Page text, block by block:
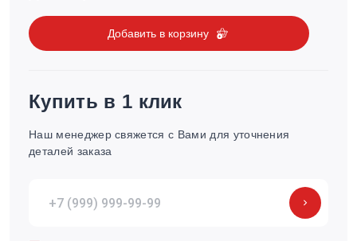
Добавить в корзину
Купить в 1 клик
Наш менеджер свяжется с Вами для уточнения
деталей заказа